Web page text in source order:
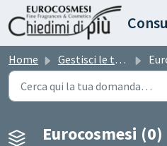
Salta al contenuto principale
Home Gestisci le tue richieste
Eurocosmesi (0)